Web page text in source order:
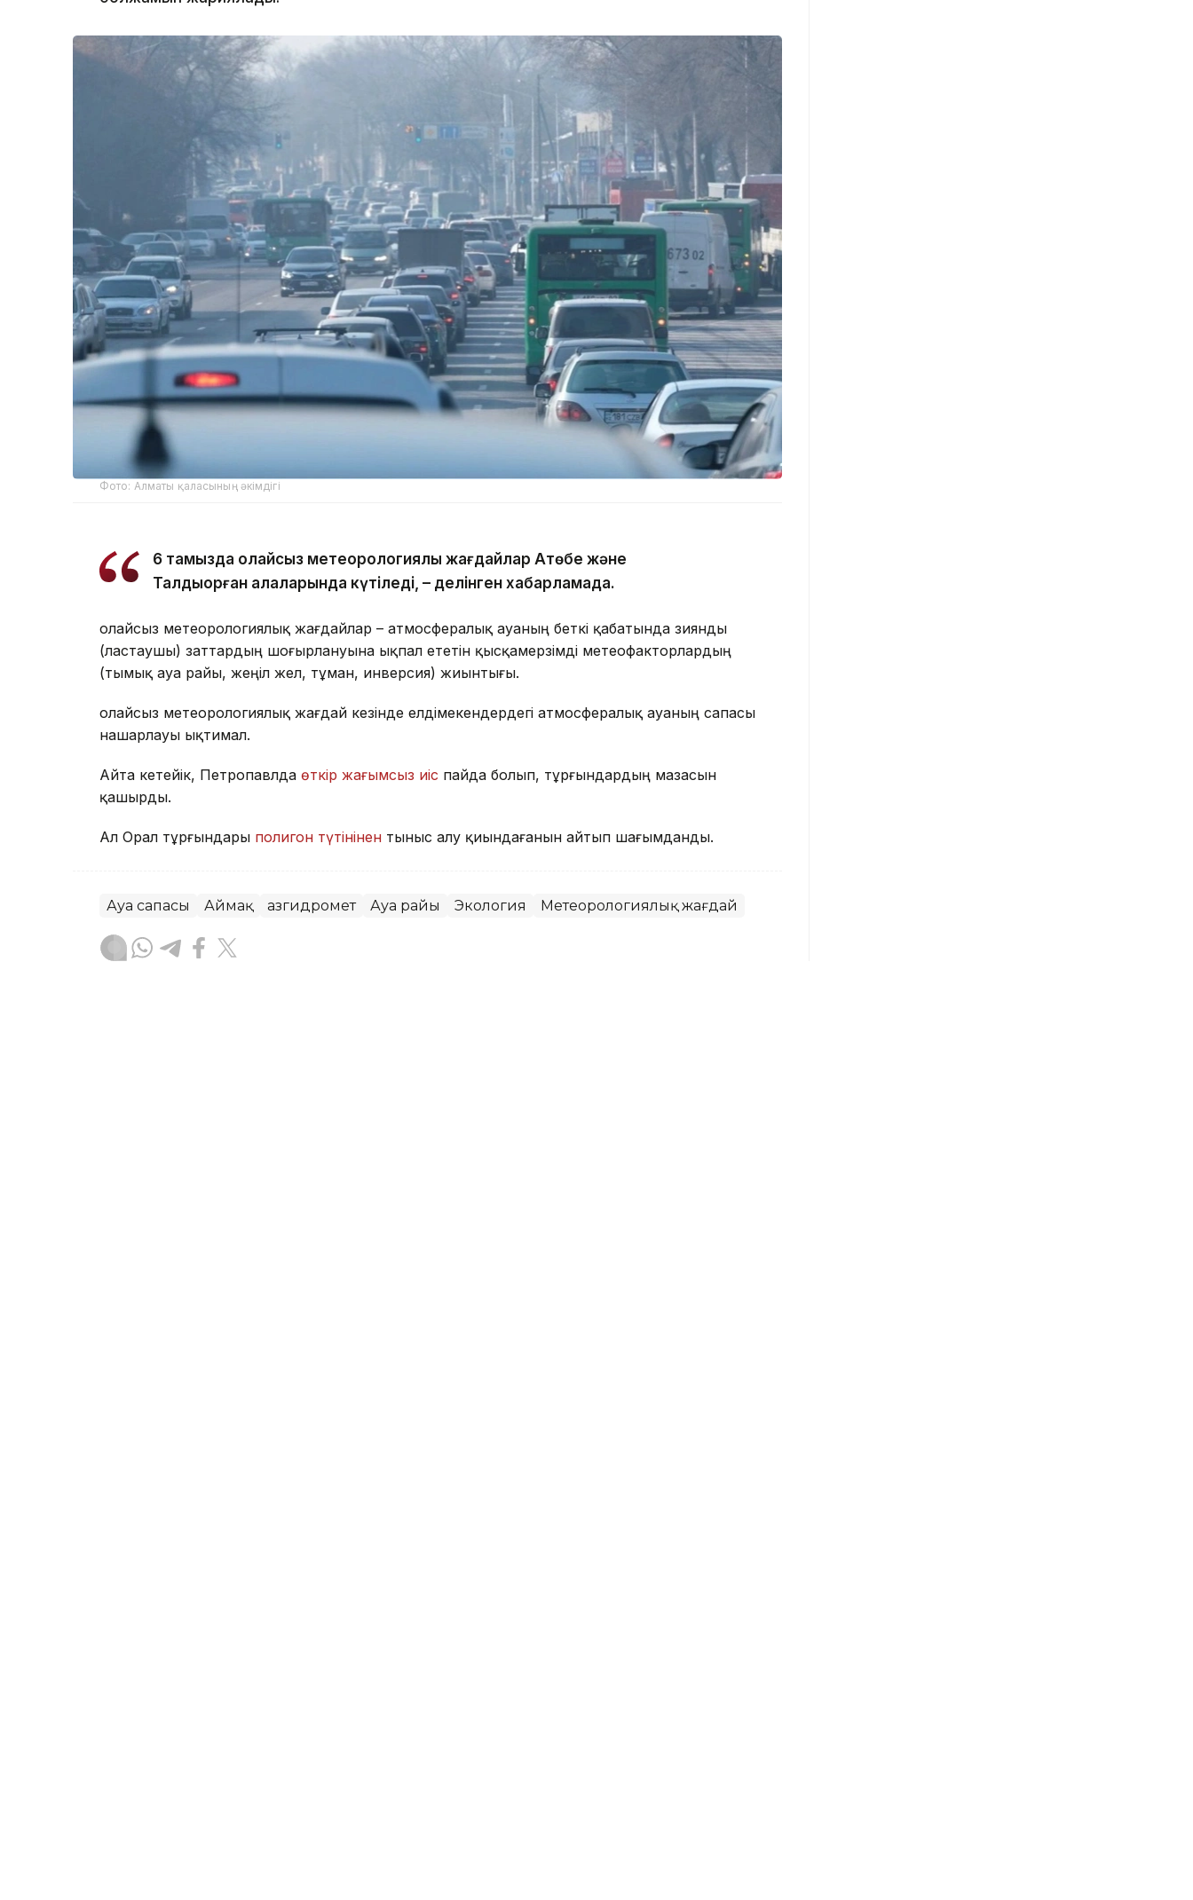
Фото: Алматы қаласының әкімдігі
6 тамызда қолайсыз метеорологиялық жағдайлар Ақтөбе және
Талдықорған қалаларында күтіледі, – делінген хабарламада.
Қолайсыз метеорологиялық жағдайлар – атмосфералық ауаның беткі қабатында зиянды
(ластаушы) заттардың шоғырлануына ықпал ететін қысқамерзімді метеофакторлардың
(тымық ауа райы, жеңіл жел, тұман, инверсия) жиынтығы.
Қолайсыз метеорологиялық жағдай кезінде елдімекендердегі атмосфералық ауаның сапасы
нашарлауы ықтимал.
Айта кетейік, Петропавлда өткір жағымсыз иіс пайда болып, тұрғындардың мазасын
қашырды.
Ал Орал тұрғындары полигон түтінінен тыныс алу қиындағанын айтып шағымданды.
Ауа сапасы Аймақ Қазгидромет Ауа райы Экология Метеорологиялық жағдай